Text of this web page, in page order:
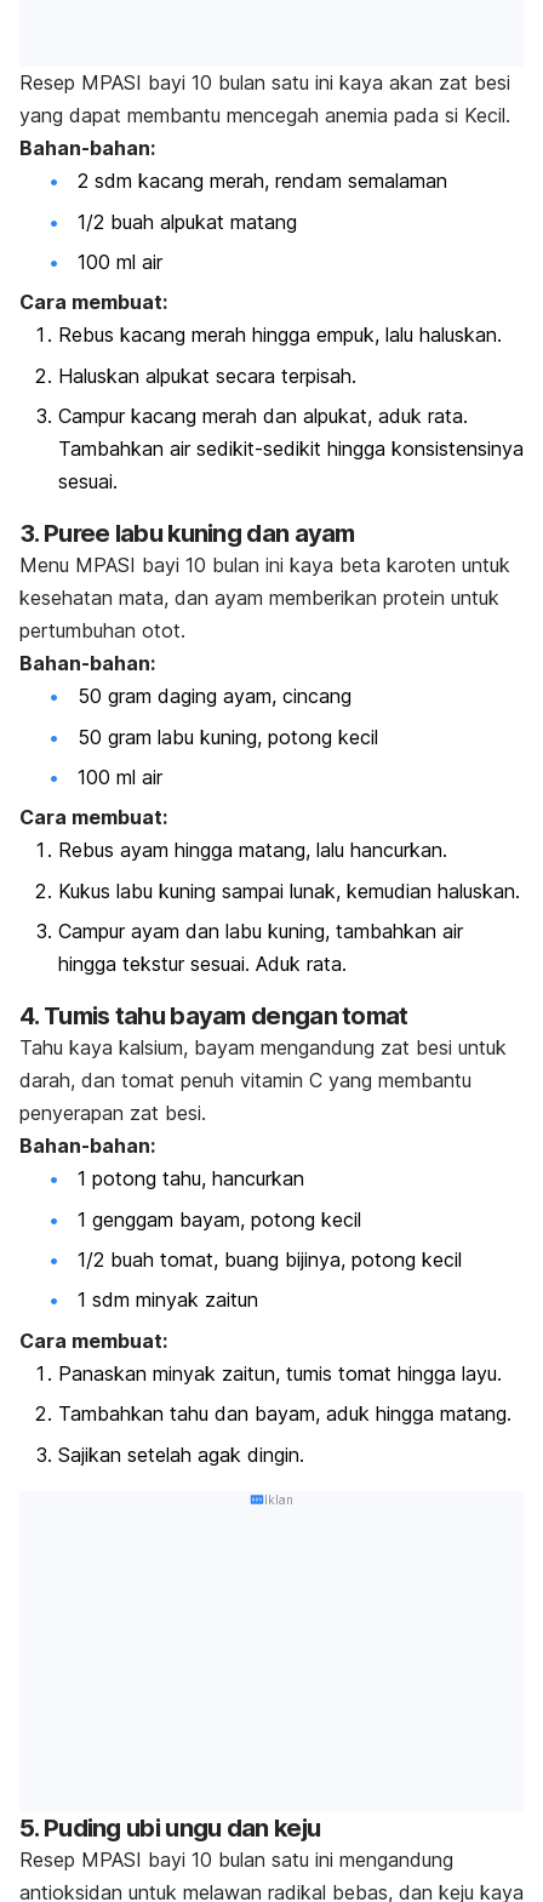
Resep MPASI bayi 10 bulan satu ini kaya akan zat besi
yang dapat membantu mencegah anemia pada si Kecil.
Bahan-bahan:
2 sdm kacang merah, rendam semalaman
1/2 buah alpukat matang
100 ml air
Cara membuat:
Rebus kacang merah hingga empuk, lalu haluskan.
Haluskan alpukat secara terpisah.
Campur kacang merah dan alpukat, aduk rata.
Tambahkan air sedikit-sedikit hingga konsistensinya
sesuai.
3. Puree labu kuning dan ayam
Menu MPASI bayi 10 bulan ini kaya beta karoten untuk
kesehatan mata, dan ayam memberikan protein untuk
pertumbuhan otot.
Bahan-bahan:
50 gram daging ayam, cincang
50 gram labu kuning, potong kecil
100 ml air
Cara membuat:
Rebus ayam hingga matang, lalu hancurkan.
Kukus labu kuning sampai lunak, kemudian haluskan.
Campur ayam dan labu kuning, tambahkan air
hingga tekstur sesuai. Aduk rata.
4. Tumis tahu bayam dengan tomat
Tahu kaya kalsium, bayam mengandung zat besi untuk
darah, dan tomat penuh vitamin C yang membantu
penyerapan zat besi.
Bahan-bahan:
1 potong tahu, hancurkan
1 genggam bayam, potong kecil
1/2 buah tomat, buang bijinya, potong kecil
1 sdm minyak zaitun
Cara membuat:
Panaskan minyak zaitun, tumis tomat hingga layu.
Tambahkan tahu dan bayam, aduk hingga matang.
Sajikan setelah agak dingin.
Iklan
5. Puding ubi ungu dan keju
Resep MPASI bayi 10 bulan satu ini mengandung
antioksidan untuk melawan radikal bebas, dan keju kaya